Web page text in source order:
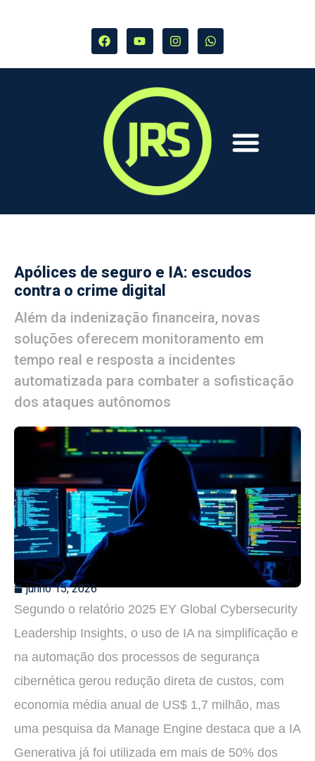
Apólices de seguro e IA: escudos
contra o crime digital
Além da indenização financeira, novas
soluções oferecem monitoramento em
tempo real e resposta a incidentes
automatizada para combater a sofisticação
dos ataques autônomos
junho 15, 2026
Segundo o relatório 2025 EY Global Cybersecurity
Leadership Insights, o uso de IA na simplificação e
na automação dos processos de segurança
cibernética gerou redução direta de custos, com
economia média anual de US$ 1,7 milhão, mas
uma pesquisa da Manage Engine destaca que a IA
Generativa já foi utilizada em mais de 50% dos